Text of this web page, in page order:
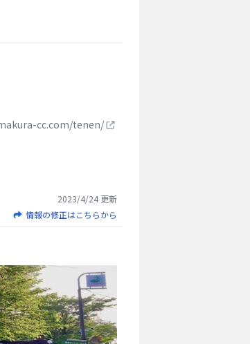
cc.com/tenen/
2023/4/24 更新
情報の修正はこちらから